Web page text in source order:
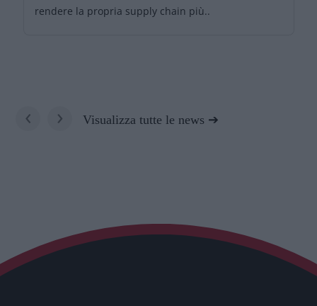
rendere la propria supply chain più..
‹ › Visualizza tutte le news